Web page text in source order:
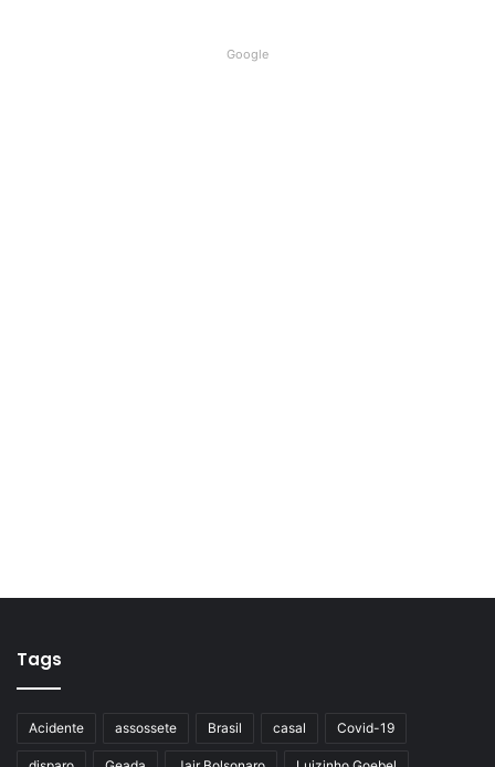
Google
Tags
Acidente assossete Brasil casal Covid-19